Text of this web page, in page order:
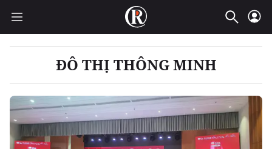
ĐÔ THỊ THÔNG MINH